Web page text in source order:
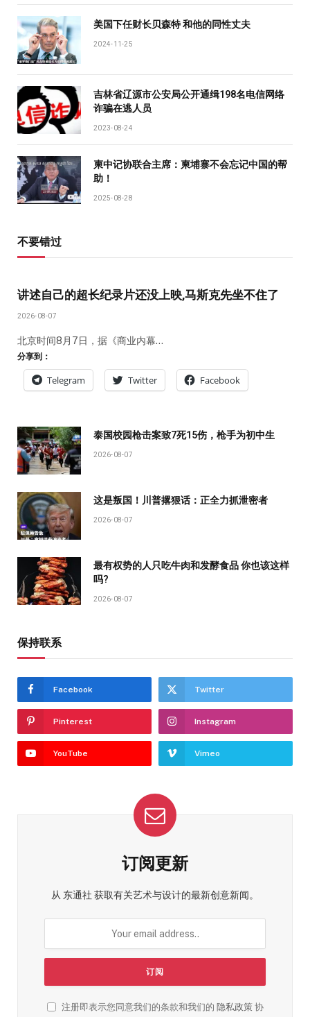
美国下任财长贝森特 和他的同性丈夫
2024-11-25
吉林省辽源市公安局公开通缉198名电信网络
诈骗在逃人员
2023-08-24
柬中记协联合主席：柬埔寨不会忘记中国的帮
助！
2025-08-28
不要错过
讲述自己的超长纪录片还没上映,马斯克先坐不住了
2026-08-07
北京时间8月7日，据《商业内幕…
分享到：
Telegram Twitter Facebook
泰国校园枪击案致7死15伤，枪手为初中生
2026-08-07
这是叛国！川普撂狠话：正全力抓泄密者
2026-08-07
最有权势的人只吃牛肉和发酵食品 你也该这样
吗?
2026-08-07
保持联系
Facebook Twitter
Pinterest Instagram
YouTube Vimeo
订阅更新
从 东通社 获取有关艺术与设计的最新创意新闻。
注册即表示您同意我们的条款和我们的 隐私政策协